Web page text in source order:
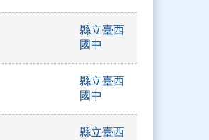
縣立臺西
國中
縣立臺西
國中
縣立臺西